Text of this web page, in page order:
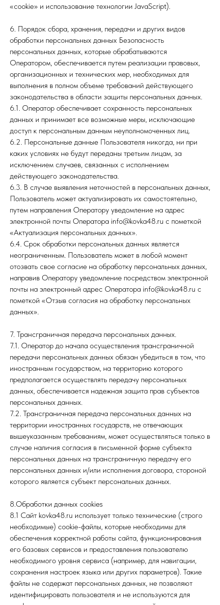
«cookie» и использование технологии JavaScript).
6. Порядок сбора, хранения, передачи и других видов
обработки персональных данных Безопасность
персональных данных, которые обрабатываются
Оператором, обеспечивается путем реализации правовых,
организационных и технических мер, необходимых для
выполнения в полном объеме требований действующего
законодательства в области защиты персональных данных.
6.1. Оператор обеспечивает сохранность персональных
данных и принимает все возможные меры, исключающие
доступ к персональным данным неуполномоченных лиц.
6.2. Персональные данные Пользователя никогда, ни при
каких условиях не будут переданы третьим лицам, за
исключением случаев, связанных с исполнением
действующего законодательства.
6.3. В случае выявления неточностей в персональных данных,
Пользователь может актуализировать их самостоятельно,
путем направления Оператору уведомление на адрес
электронной почты Оператора info@kovka48.ru с пометкой
«Актуализация персональных данных».
6.4. Срок обработки персональных данных является
неограниченным. Пользователь может в любой момент
отозвать свое согласие на обработку персональных данных,
направив Оператору уведомление посредством электронной
почты на электронный адрес Оператора info@kovka48.ru с
пометкой «Отзыв согласия на обработку персональных
данных».
7. Трансграничная передача персональных данных.
7.1. Оператор до начала осуществления трансграничной
передачи персональных данных обязан убедиться в том, что
иностранным государством, на территорию которого
предполагается осуществлять передачу персональных
данных, обеспечивается надежная защита прав субъектов
персональных данных.
7.2. Трансграничная передача персональных данных на
территории иностранных государств, не отвечающих
вышеуказанным требованиям, может осуществляться только в
случае наличия согласия в письменной форме субъекта
персональных данных на трансграничную передачу его
персональных данных и/или исполнения договора, стороной
которого является субъект персональных данных.
8.Обработки данных cookies
8.1 Сайт kovka48.ru использует только технические (строго
необходимые) cookie-файлы, которые необходимы для
обеспечения корректной работы сайта, функционирования
его базовых сервисов и предоставления пользователю
необходимого уровня сервиса (например, для навигации,
сохранения настроек языка или других параметров). Такие
файлы не содержат персональных данных, не позволяют
идентифицировать пользователя и не используются для